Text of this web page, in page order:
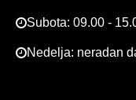
Subota: 09.00 -
Nedelja: neradan